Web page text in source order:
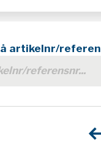
artikelnr/